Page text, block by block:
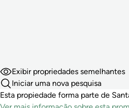
Exibir propriedades semelhantes
Iniciar uma nova pesquisa
Esta propiedade forma parte de